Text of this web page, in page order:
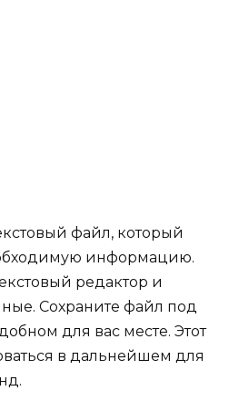
файл, который
информацию.
редактор и
Сохраните файл под
для вас месте. Этот
в дальнейшем для